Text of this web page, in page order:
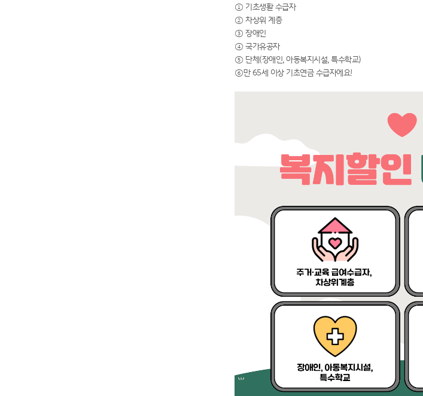
① 기초생활 수급자
② 차상위 계층
③ 장애인
④ 국가유공자
⑤ 단체(장애인, 아동복지시설, 특수학교)
⑥만 65세 이상 기초연금 수급자에요!